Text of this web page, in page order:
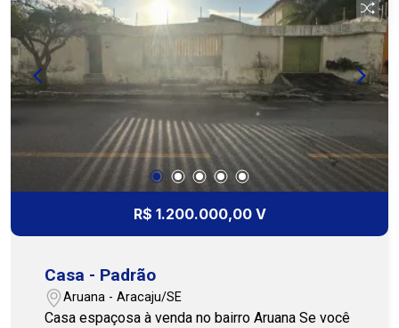
R$ 1.200.000,00 V
Casa - Padrão
Aruana - Aracaju/SE
Casa espaçosa à venda no bairro Aruana Se você